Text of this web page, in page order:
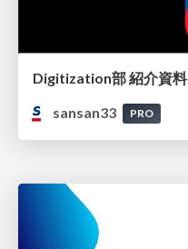
Digitization部 紹介資料
sansan33
PRO